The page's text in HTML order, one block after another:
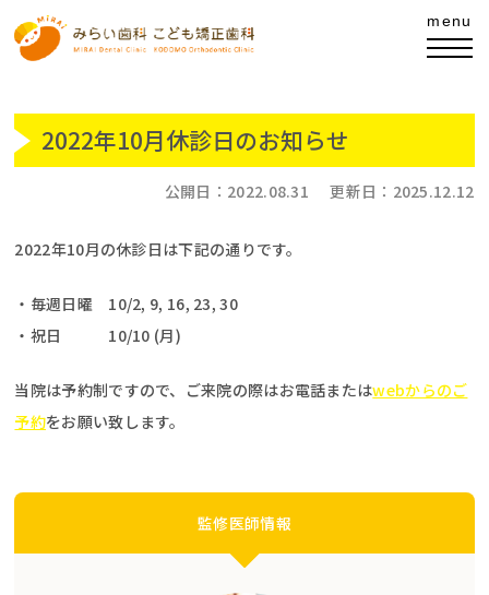
2022年10月休診日のお知らせ
公開日： 2022.08.31 更新日： 2025.12.12
2022年10月の休診日は下記の通りです。
・毎週日曜 10/2, 9, 16, 23, 30
・祝日 10/10 (月)
当院は予約制ですので、ご来院の際はお電話またはwebからのご
予約をお願い致します。
監修医師情報